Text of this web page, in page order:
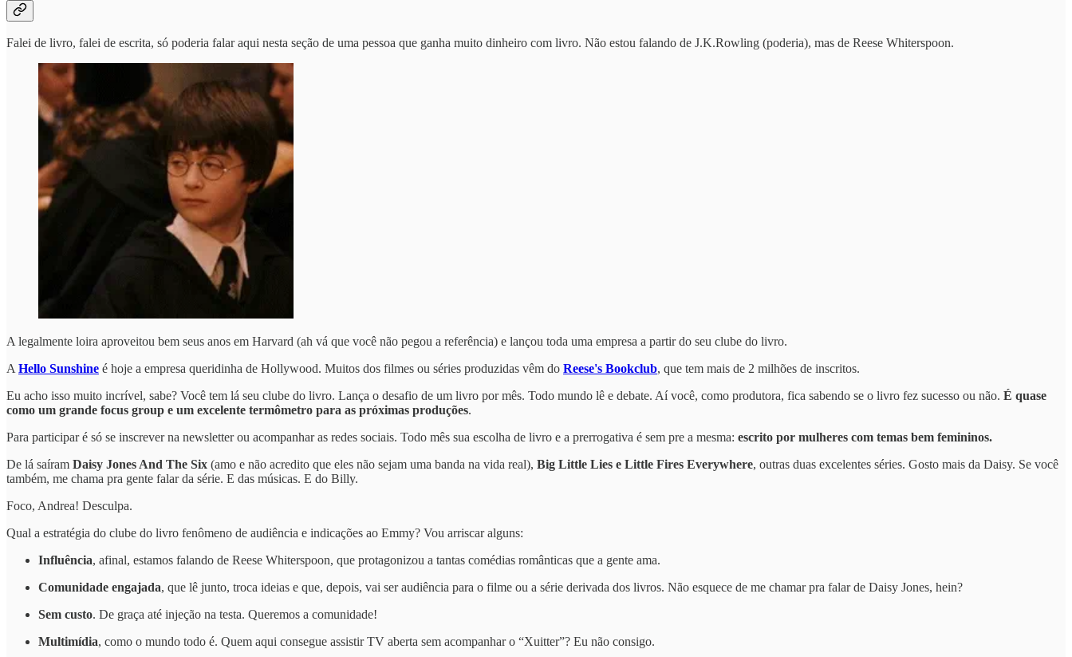
Falei de livro, falei de escrita, só poderia falar aqui nesta seção de uma pessoa que ganha muito dinheiro com livro. Não estou falando de J.K.Rowling (poderia), mas de Reese Whiterspoon.
A legalmente loira aproveitou bem seus anos em Harvard (ah vá que você não pegou a referência) e lançou toda uma empresa a partir do seu clube do livro.
A Hello Sunshine é hoje a empresa queridinha de Hollywood. Muitos dos filmes ou séries produzidas vêm do Reese's Bookclub, que tem mais de 2 milhões de inscritos.
Eu acho isso muito incrível, sabe? Você tem lá seu clube do livro. Lança o desafio de um livro por mês. Todo mundo lê e debate. Aí você, como produtora, fica sabendo se o livro fez sucesso ou não. É quase
como um grande focus group e um excelente termômetro para as próximas produções.
Para participar é só se inscrever na newsletter ou acompanhar as redes sociais. Todo mês sua escolha de livro e a prerrogativa é sem pre a mesma: escrito por mulheres com temas bem femininos.
De lá saíram Daisy Jones And The Six (amo e não acredito que eles não sejam uma banda na vida real), Big Little Lies e Little Fires Everywhere, outras duas excelentes séries. Gosto mais da Daisy. Se você
também, me chama pra gente falar da série. E das músicas. E do Billy.
Foco, Andrea! Desculpa.
Qual a estratégia do clube do livro fenômeno de audiência e indicações ao Emmy? Vou arriscar alguns:
Influência, afinal, estamos falando de Reese Whiterspoon, que protagonizou a tantas comédias românticas que a gente ama.
Comunidade engajada, que lê junto, troca ideias e que, depois, vai ser audiência para o filme ou a série derivada dos livros. Não esquece de me chamar pra falar de Daisy Jones, hein?
Sem custo. De graça até injeção na testa. Queremos a comunidade!
Multimídia, como o mundo todo é. Quem aqui consegue assistir TV aberta sem acompanhar o “Xuitter”? Eu não consigo.